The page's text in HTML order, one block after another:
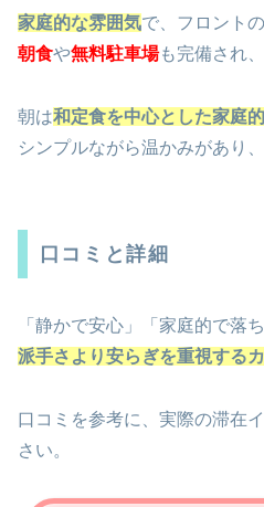
家庭的な雰囲気で、フロント
朝食や無料駐車場も完備され
朝は和定食を中心とした家庭的
シンプルながら温かみがあり
口コミと詳細
「静かで安心」「家庭的で落
派手さより安らぎを重視する
口コミを参考に、実際の滞在
さい。